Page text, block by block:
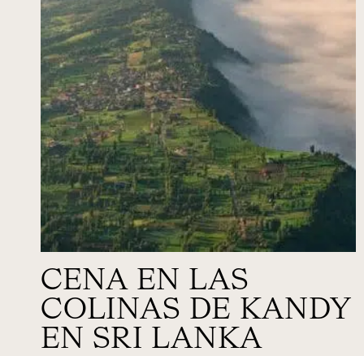
CENA EN LAS
COLINAS DE KANDY
EN SRI LANKA